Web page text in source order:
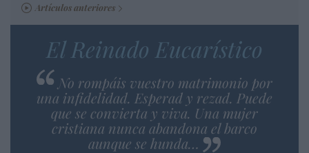
Artículos anteriores
El Reinado Eucarístico
No rompáis vuestro matrimonio por
una infidelidad. Esperad y rezad. Puede
que se convierta y viva. Una mujer
cristiana nunca abandona el barco
aunque se hunda…